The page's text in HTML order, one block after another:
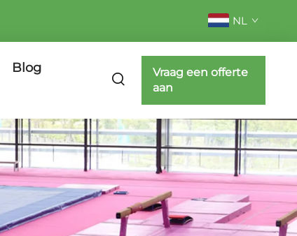
NL
Blog
Vraag een offerte
aan